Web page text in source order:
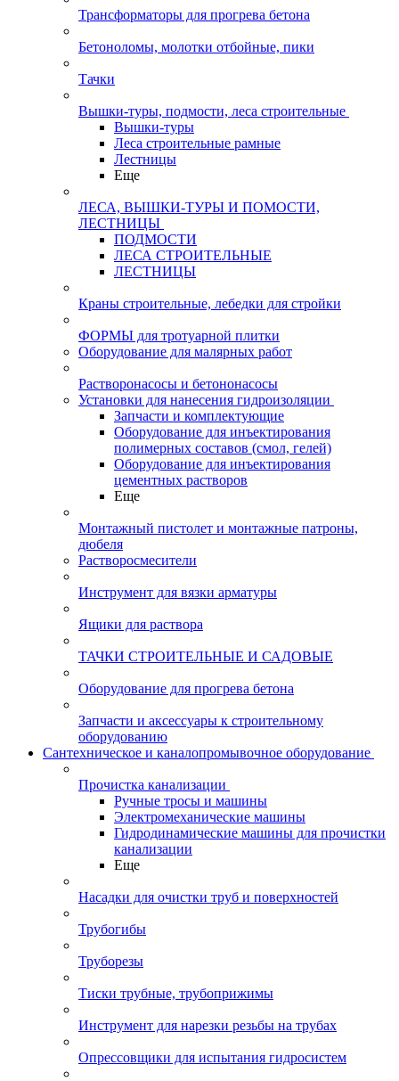
Трансформаторы для прогрева бетона
Бетоноломы, молотки отбойные, пики
Тачки
Вышки-туры, подмости, леса строительные
Вышки-туры
Леса строительные рамные
Лестницы
Еще
ЛЕСА, ВЫШКИ-ТУРЫ И ПОМОСТИ,
ЛЕСТНИЦЫ
ПОДМОСТИ
ЛЕСА СТРОИТЕЛЬНЫЕ
ЛЕСТНИЦЫ
Краны строительные, лебедки для стройки
ФОРМЫ для тротуарной плитки
Оборудование для малярных работ
Растворонасосы и бетононасосы
Установки для нанесения гидроизоляции
Запчасти и комплектующие
Оборудование для инъектирования
полимерных составов (смол, гелей)
Оборудование для инъектирования
цементных растворов
Еще
Монтажный пистолет и монтажные патроны,
дюбеля
Растворосмесители
Инструмент для вязки арматуры
Ящики для раствора
ТАЧКИ СТРОИТЕЛЬНЫЕ И САДОВЫЕ
Оборудование для прогрева бетона
Запчасти и аксессуары к строительному
оборудованию
Сантехническое и каналопромывочное оборудование
Прочистка канализации
Ручные тросы и машины
Электромеханические машины
Гидродинамические машины для прочистки
канализации
Еще
Насадки для очистки труб и поверхностей
Трубогибы
Труборезы
Тиски трубные, трубоприжимы
Инструмент для нарезки резьбы на трубах
Опрессовщики для испытания гидросистем